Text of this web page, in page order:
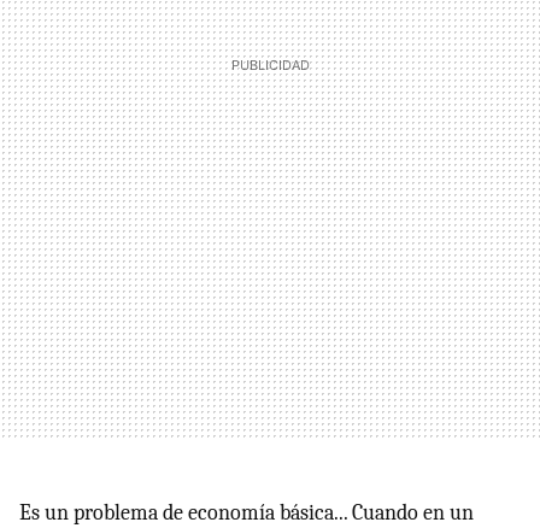
Es un problema de economía básica... Cuando en un